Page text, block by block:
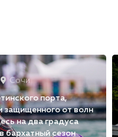
Сочи
порта,
защищенного от волн
на два градуса
бархатный сезон